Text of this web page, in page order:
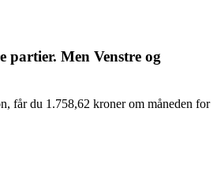
Men Venstre og
får du 1.758,62 kroner om måneden for